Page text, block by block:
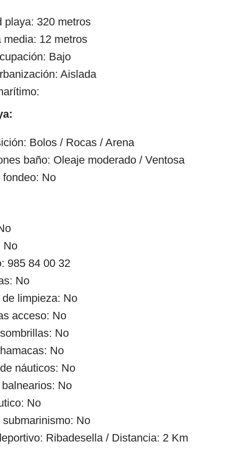
playa: 320 metros
media: 12 metros
Bajo
Aislada
Bolos / Rocas / Arena
baño: Oleaje moderado / Ventosa
fondeo: No
No
985 84 00 32
No
limpieza: No
acceso: No
No
No
náuticos: No
No
No
submarinismo: No
Ribadesella / Distancia: 2 Km